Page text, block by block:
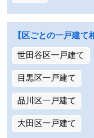
【区ごとの一戸建て
世田谷区一戸建て
目黒区一戸建て
品川区一戸建て
大田区一戸建て